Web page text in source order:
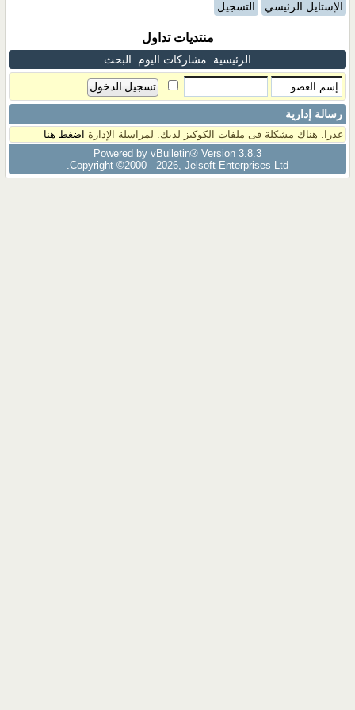
الإستايل الرئيسي التسجيل
منتديات تداول
الرئيسية مشاركات اليوم البحث
رسالة إدارية
عذرا. هناك مشكلة فى ملفات الكوكيز لديك. لمراسلة الإدارة اضغط هنا
Powered by vBulletin® Version 3.8.3
Copyright ©2000 - 2026, Jelsoft Enterprises Ltd.